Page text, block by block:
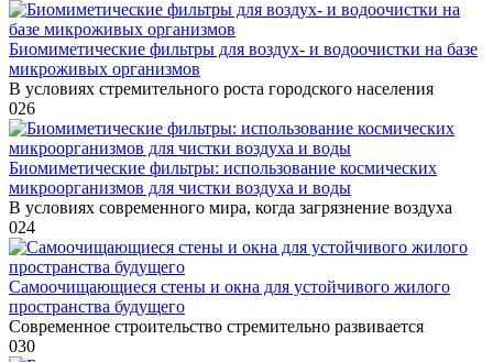
Биомиметические фильтры для воздух- и водоочистки на базе
микроживых организмов
В условиях стремительного роста городского населения
026
Биомиметические фильтры: использование космических
микроорганизмов для чистки воздуха и воды
В условиях современного мира, когда загрязнение воздуха
024
Самоочищающиеся стены и окна для устойчивого жилого
пространства будущего
Современное строительство стремительно развивается
030